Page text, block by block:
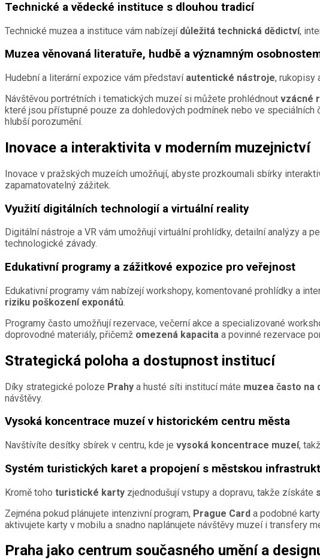
Technické a vědecké instituce s dlouhou tradicí
Technické muzea a instituce vám nabízejí důležitá technická dědictví,
Muzea věnovaná literatuře, hudbě a významným
Hudební a literární expozice vám představí autentické nástroje, rukopisy
Návštěvou portrétních i tematických muzeí si můžete prohlédnout vzácné
které jsou přístupné pouze za dohledových podmínek nebo ve
hlubší porozumění.
Inovace a interaktivita v moderním muzejnictví
Inovace v pražských muzeích umožňují, abyste prozkoumali sbírky
zapamatovatelný zážitek.
Využití digitálních technologií a virtuální reality
Digitální nástroje a VR vám umožňují virtuální prohlídky, detailní analýzy a
technologické závady.
Edukativní programy a zážitkové expozice pro veřejnost
Edukativní programy vám nabízejí workshopy, komentované prohlídky a
riziku poškození exponátů.
Programy často umožňují rezervace, večerní akce a specializované
doprovodné materiály, přičemž omezená kapacita a povinné rezervace
Strategická poloha a dostupnost institucí
Díky strategické poloze Prahy a husté síti institucí máte muzea často na
návštěvy.
Vysoká koncentrace muzeí v historickém centru města
Navštívíte desítky sbírek v centru, kde je vysoká koncentrace muzeí,
Systém turistických karet a propojení s městskou
Kromě toho turistické karty zjednodušují vstupy a dopravu, takže získáte
Zejména pokud plánujete intenzivní program, Prague Card a podobné
aktivujete karty v mobilu a snadno naplánujete návštěvy muzeí i transfery
Praha jako centrum současného umění a